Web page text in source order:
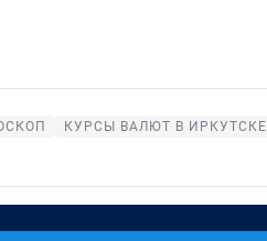
КУРСЫ ВАЛЮТ В ИРКУТСКЕ